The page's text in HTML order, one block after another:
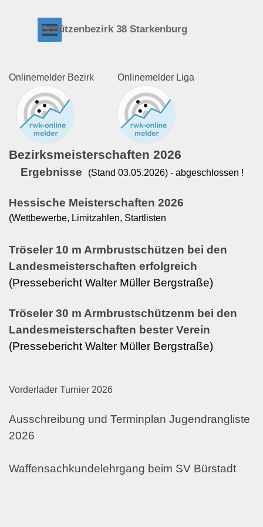
Schützenbezirk 38 Starkenburg
Menü überspringen
Onlinemelder Bezirk Onlinemelder Liga
Bezirksmeisterschaften 2026
Ergebnisse (Stand 03.05.2026) - abgeschlossen !
Hessische Meisterschaften 2026
(Wettbewerbe, Limitzahlen, Startlisten
Tröseler 10 m Armbrustschützen bei den
Landesmeisterschaften erfolgreich
(Pressebericht Walter Müller Bergstraße)
Tröseler 30 m Armbrustschützenm bei den
Landesmeisterschaften bester Verein
(Pressebericht Walter Müller Bergstraße)
Vorderlader Turnier 2026
Ausschreibung und Terminplan Jugendrangliste
2026
Waffensachkundelehrgang beim SV Bürstadt